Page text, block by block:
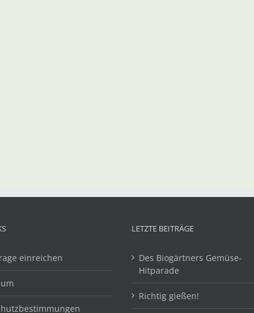
einreichen
LETZTE BEITRÄGE
Des Biogärtners Gemüse-
Hitparade
Richtig gießen!